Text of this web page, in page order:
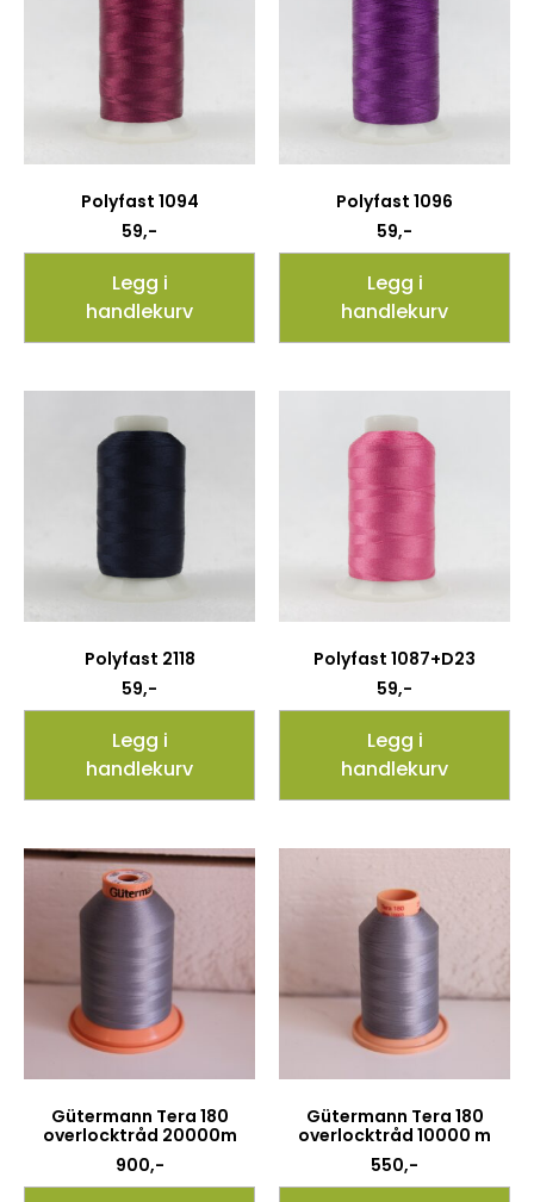
Polyfast 1094
59,-
Legg i
handlekurv
Polyfast 1096
59,-
Legg i
handlekurv
Polyfast 2118
59,-
Legg i
handlekurv
Polyfast 1087+D23
59,-
Legg i
handlekurv
Gütermann Tera 180
overlocktråd 20000m
900,-
Gütermann Tera 180
overlocktråd 10000 m
550,-